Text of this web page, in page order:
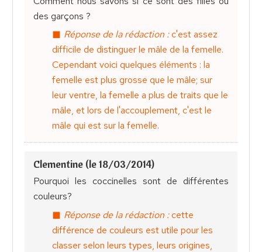
des garçons ?
Réponse de la rédaction :c'est assez
difficile de distinguer le mâle de la femelle.
Cependant voici quelques éléments : la
femelle est plus grosse que le mâle; sur
leur ventre, la femelle a plus de traits que le
mâle, et lors de l'accouplement, c'est le
mâle qui est sur la femelle.
Clementine (le 18/03/2014)
Pourquoi les coccinelles sont de différentes
couleurs?
Réponse de la rédaction :cette
différence de couleurs est utile pour les
classer selon leurs types, leurs origines,